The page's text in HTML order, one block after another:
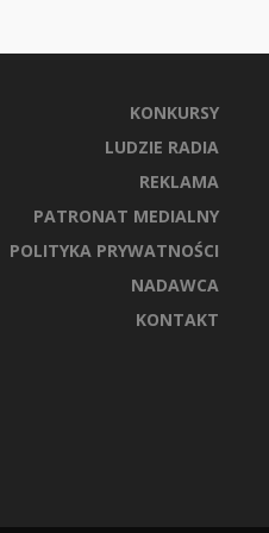
KONKURSY
LUDZIE RADIA
REKLAMA
PATRONAT MEDIALNY
POLITYKA PRYWATNOŚCI
NADAWCA
KONTAKT